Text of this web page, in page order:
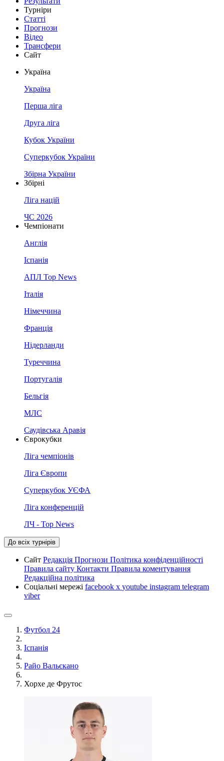
Турніри
Статті
Прогнози
Відео
Трансфери
Сайт
Україна
Україна
Перша ліга
Друга ліга
Кубок України
Суперкубок України
Збірна України
Збірні
Ліга націй
ЧС 2026
Чемпіонати
Англія
Іспанія
АПЛ Top News
Італія
Німеччина
Франція
Нідерланди
Туреччина
Португалія
Бельгія
МЛС
Саудівська Аравія
Єврокубки
Ліга чемпіонів
Ліга Європи
Суперкубок УЄФА
Ліга конференцій
ЛЧ - Top News
До всіх турнірів
Сайт Редакція Прогнози Політика конфіденційності
Правила сайту Контакти Правила коментування
Редакційна політика
Соціальні мережі facebook x youtube instagram telegram
viber
Футбол 24
Іспанія
Райо Вальєкано
Хорхе де Фрутос